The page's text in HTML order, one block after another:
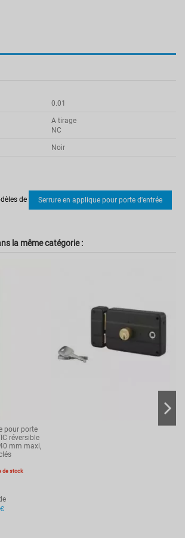
0.01
A tirage
NC
Noir
de
Serrure en applique pour porte d'entrée
la même catégorie :
pour porte
réversible
mm maxi,
de stock